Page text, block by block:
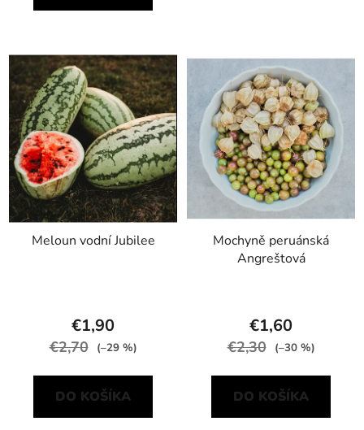
Meloun vodní Jubilee
€1,90
€2,70 (–29 %)
DO KOŠÍKA
Mochyně peruánská
Angreštová
€1,60
€2,30 (–30 %)
DO KOŠÍKA